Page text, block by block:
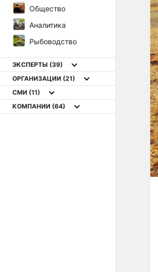
Общество
Аналитика
Рыбоводство
ЭКСПЕРТЫ (39)
ОРГАНИЗАЦИИ (21)
СМИ (11)
КОМПАНИИ (64)